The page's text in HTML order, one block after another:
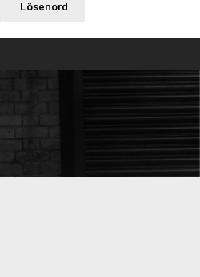
Lösenord